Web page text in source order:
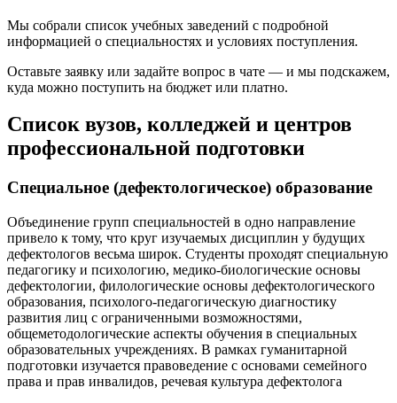
Мы собрали список учебных заведений с подробной
информацией о специальностях и условиях поступления.
Оставьте заявку или задайте вопрос в чате — и мы подскажем,
куда можно поступить на бюджет или платно.
Список вузов, колледжей и центров
профессиональной подготовки
Специальное (дефектологическое) образование
Объединение групп специальностей в одно направление
привело к тому, что круг изучаемых дисциплин у будущих
дефектологов весьма широк. Студенты проходят специальную
педагогику и психологию, медико-биологические основы
дефектологии, филологические основы дефектологического
образования, психолого-педагогическую диагностику
развития лиц с ограниченными возможностями,
общеметодологические аспекты обучения в специальных
образовательных учреждениях. В рамках гуманитарной
подготовки изучается правоведение с основами семейного
права и прав инвалидов, речевая культура дефектолога